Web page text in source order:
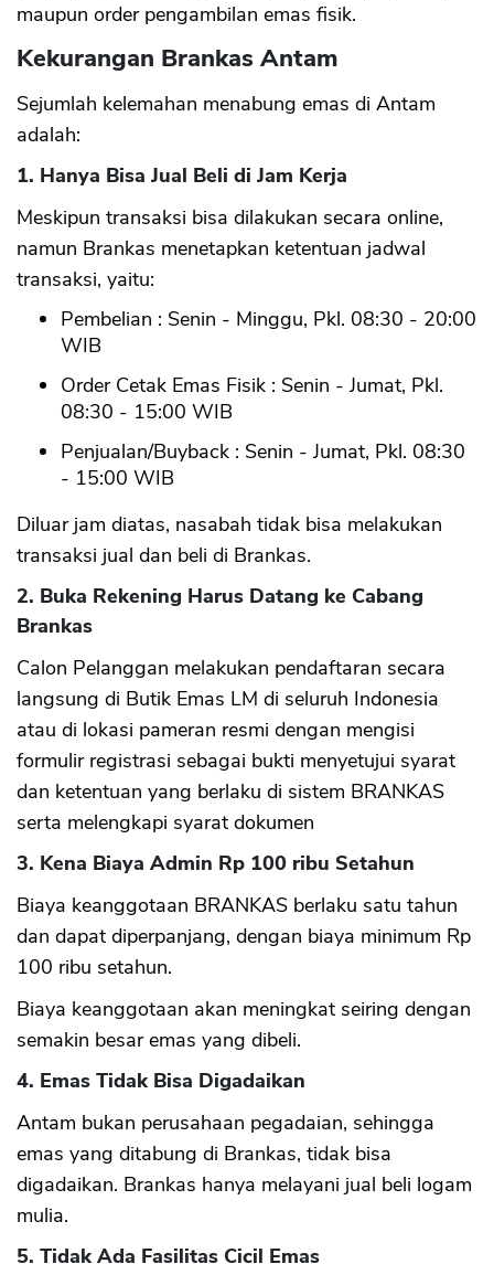
maupun order pengambilan emas fisik.
Kekurangan Brankas Antam
Sejumlah kelemahan menabung emas di Antam
adalah:
1. Hanya Bisa Jual Beli di Jam Kerja
Meskipun transaksi bisa dilakukan secara online,
namun Brankas menetapkan ketentuan jadwal
transaksi, yaitu:
Pembelian : Senin - Minggu, Pkl. 08:30 - 20:00
WIB
Order Cetak Emas Fisik : Senin - Jumat, Pkl.
08:30 - 15:00 WIB
Penjualan/Buyback : Senin - Jumat, Pkl. 08:30
- 15:00 WIB
Diluar jam diatas, nasabah tidak bisa melakukan
transaksi jual dan beli di Brankas.
2. Buka Rekening Harus Datang ke Cabang
Brankas
Calon Pelanggan melakukan pendaftaran secara
langsung di Butik Emas LM di seluruh Indonesia
atau di lokasi pameran resmi dengan mengisi
formulir registrasi sebagai bukti menyetujui syarat
dan ketentuan yang berlaku di sistem BRANKAS
serta melengkapi syarat dokumen
3. Kena Biaya Admin Rp 100 ribu Setahun
Biaya keanggotaan BRANKAS berlaku satu tahun
dan dapat diperpanjang, dengan biaya minimum Rp
100 ribu setahun.
Biaya keanggotaan akan meningkat seiring dengan
semakin besar emas yang dibeli.
4. Emas Tidak Bisa Digadaikan
Antam bukan perusahaan pegadaian, sehingga
emas yang ditabung di Brankas, tidak bisa
digadaikan. Brankas hanya melayani jual beli logam
mulia.
5. Tidak Ada Fasilitas Cicil Emas